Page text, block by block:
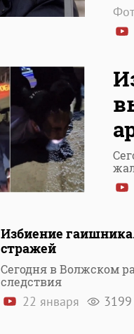
Избиение
стражей
Сегодня в Волжском
следствия
22 января 3199